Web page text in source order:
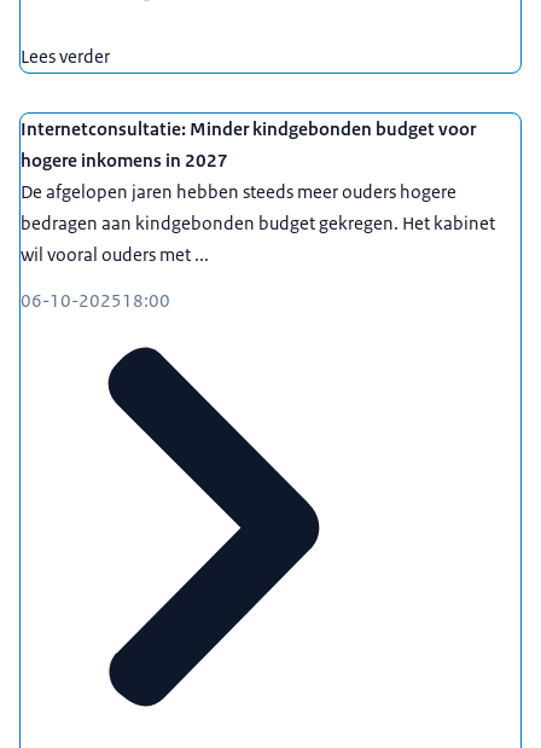
Lees verder
Internetconsultatie: Minder kindgebonden budget voor
hogere inkomens in 2027
De afgelopen jaren hebben steeds meer ouders hogere
bedragen aan kindgebonden budget gekregen. Het kabinet
wil vooral ouders met ...
06-10-202518:00